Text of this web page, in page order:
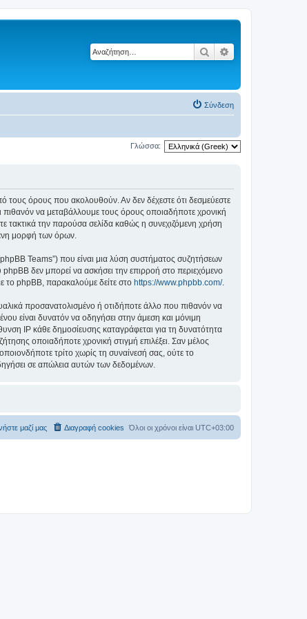
Αναζήτηση
Σύνδεση
Γλώσσα:
τους όρους που ακολουθούν. Αν δεν δέχεστε ότι δεσμεύεστε
να μεταβάλλουμε τους όρους οποιαδήποτε χρονική
τακτικά την παρούσα σελίδα καθώς η συνεχιζόμενη χρήση
μορφή των όρων.
Teams”) που είναι μια λύση συστήματος συζητήσεων
phpBB δεν μπορεί να ασκήσει την επιρροή στο περιεχόμενο
το phpBB, παρακαλούμε δείτε στο https://www.phpbb.com/.
προσανατολισμένο ή οτιδήποτε άλλο που πιθανόν να
είναι δυνατόν να οδηγήσει στην άμεση και μόνιμη
IP κάθε δημοσίευσης καταγράφεται για τη δυνατότητα
οποιαδήποτε χρονική στιγμή επιλέξει. Σαν μέλος
τρίτο χωρίς τη συναίνεσή σας, ούτε το
σε απώλεια αυτών των δεδομένων.
Όλοι οι χρόνοι είναι UTC+03:00
Διαγραφή cookies
μαζί μας